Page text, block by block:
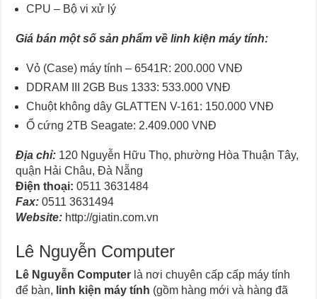
CPU – Bộ vi xử lý
Giá bán một số sản phẩm về linh kiện máy tính:
Vỏ (Case) máy tính – 6541R: 200.000 VNĐ
DDRAM III 2GB Bus 1333: 533.000 VNĐ
Chuột không dây GLATTEN V-161: 150.000 VNĐ
Ổ cứng 2TB Seagate: 2.409.000 VNĐ
Địa chỉ: 120 Nguyễn Hữu Thọ, phường Hòa Thuận Tây,
quận Hải Châu, Đà Nẵng
Điện thoại: 0511 3631484
Fax:0511 3631494
Website: http://giatin.com.vn
Lê Nguyễn Computer
Lê Nguyễn Computer là nơi chuyên cấp cấp máy tính
để bàn, linh kiện máy tính (gồm hàng mới và hàng đã